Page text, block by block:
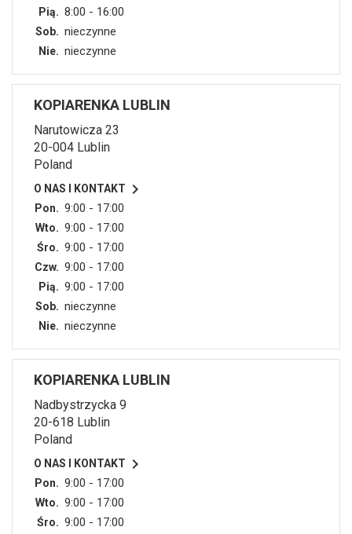
Pią. 8:00 - 16:00
Sob. nieczynne
Nie. nieczynne
KOPIARENKA LUBLIN
Narutowicza 23
20-004 Lublin
Poland
O NAS I KONTAKT 
Pon. 9:00 - 17:00
Wto. 9:00 - 17:00
Śro. 9:00 - 17:00
Czw. 9:00 - 17:00
Pią. 9:00 - 17:00
Sob. nieczynne
Nie. nieczynne
KOPIARENKA LUBLIN
Nadbystrzycka 9
20-618 Lublin
Poland
O NAS I KONTAKT 
Pon. 9:00 - 17:00
Wto. 9:00 - 17:00
Śro. 9:00 - 17:00